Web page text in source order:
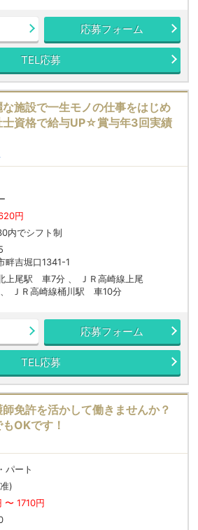
応募フォーム
TEL応募
施設で一生モノの仕事をはじめ
士資格で給与UP☆賞与年3回実績
円
内でシフト制
畔吉堀口1341-1
上尾駅 車7分 、 ＪＲ高崎線上尾
ＪＲ高崎線桶川駅 車10分
応募フォーム
TEL応募
免許を活かして働きませんか？
OKです！
パート
)
〜 1710円